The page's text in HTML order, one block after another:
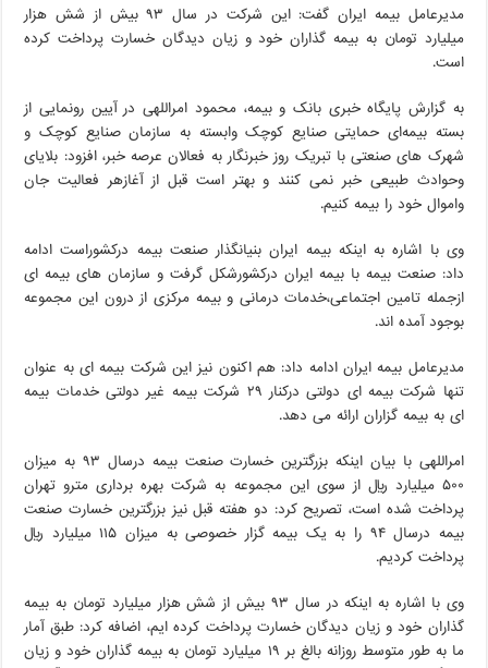
مدیرعامل بیمه ایران گفت: این شرکت در سال ۹۳ بیش از شش هزار
میلیارد تومان به بیمه گذاران خود و زیان دیدگان خسارت پرداخت کرده
است.
به گزارش پایگاه خبری بانک و بیمه، محمود امراللهی در آیین رونمایی از
بسته بیمه‌ای حمایتی صنایع کوچک وابسته به سازمان صنایع کوچک و
شهرک های صنعتی با تبریک روز خبرنگار به فعالان عرصه خبر، افزود: بلایای
وحوادث طبیعی خبر نمی کنند و بهتر است قبل از آغازهر فعالیت جان
واموال خود را بیمه کنیم.
وی با اشاره به اینکه بیمه ایران بنیانگذار صنعت بیمه درکشوراست ادامه
داد: صنعت بیمه با بیمه ایران درکشورشکل گرفت و سازمان های بیمه ای
ازجمله تامین اجتماعی،خدمات درمانی و بیمه مرکزی از درون این مجموعه
بوجود آمده اند.
مدیرعامل بیمه ایران ادامه داد: هم اکنون نیز این شرکت بیمه ای به عنوان
تنها شرکت بیمه ای دولتی درکنار ۲۹ شرکت بیمه غیر دولتی خدمات بیمه
ای به بیمه گزاران ارائه می دهد.
امراللهی با بیان اینکه بزرگترین خسارت صنعت بیمه درسال ۹۳ به میزان
۵۰۰ میلیارد ریال از سوی این مجموعه به شرکت بهره برداری مترو تهران
پرداخت شده است، تصریح کرد: دو هفته قبل نیز بزرگترین خسارت صنعت
بیمه درسال ۹۴ را به یک بیمه گزار خصوصی به میزان ۱۱۵ میلیارد ریال
پرداخت کردیم.
وی با اشاره به اینکه در سال ۹۳ بیش از شش هزار میلیارد تومان به بیمه
گذاران خود و زیان دیدگان خسارت پرداخت کرده ایم، اضافه کرد: طبق آمار
ما به طور متوسط روزانه بالغ بر ۱۹ میلیارد تومان به بیمه گذاران خود و زیان